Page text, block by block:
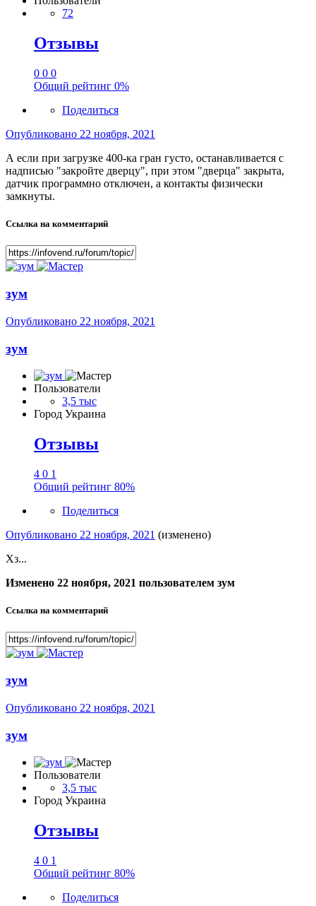
72
Отзывы
0 0 0
Общий рейтинг 0%
Поделиться
Опубликовано 22 ноября, 2021
А если при загрузке 400-ка гран густо, останавливается с
надписью "закройте дверцу", при этом "дверца" закрыта,
датчик программно отключен, а контакты физически
замкнуты.
Ссылка на комментарий
зум
Опубликовано 22 ноября, 2021
зум
Пользователи
3,5 тыс
Город Украина
Отзывы
4 0 1
Общий рейтинг 80%
Поделиться
Опубликовано 22 ноября, 2021 (изменено)
Хз...
Изменено 22 ноября, 2021 пользователем зум
Ссылка на комментарий
зум
Опубликовано 22 ноября, 2021
зум
Пользователи
3,5 тыс
Город Украина
Отзывы
4 0 1
Общий рейтинг 80%
Поделиться